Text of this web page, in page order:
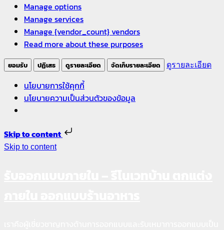
Manage options
Manage services
Manage {vendor_count} vendors
Read more about these purposes
ยอมรับ ปฏิเสธ ดูรายละเอียด จัดเก็บรายละเอียด ดูรายละเอียด
นโยบายการใช้คุกกี้
นโยบายความเป็นส่วนตัวของข้อมูล
Skip to content
Skip to content